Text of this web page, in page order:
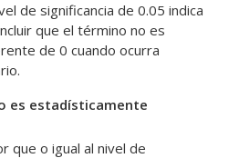
de significancia de 0.05 indica
que el término no es
de 0 cuando ocurra
es estadísticamente
que o igual al nivel de